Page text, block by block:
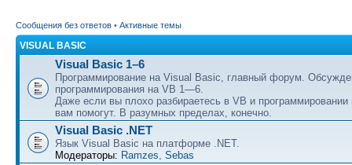
Сообщения без ответов • Активные темы
VISUAL BASIC
Visual Basic 1–6
Программирование на Visual Basic, главный форум.
программирования на VB 1—6.
Даже если вы плохо разбираетесь в VB и
вам помогут. В разумных пределах, конечно.
Visual Basic .NET
Язык Visual Basic на платформе .NET.
Модераторы: Ramzes, Sebas